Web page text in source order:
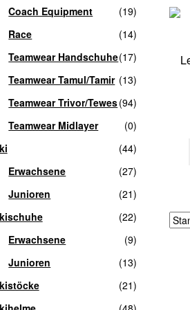
Coach Equipment
(19)
Race
(14)
Teamwear Handschuhe(17)
Teamwear Tamul/Tamir (13)
Teamwear Trivor/Tewes(94)
Teamwear Midlayer
(0)
(44)
Erwachsene
(27)
Junioren
(21)
(22)
Erwachsene
(9)
Junioren
(13)
(21)